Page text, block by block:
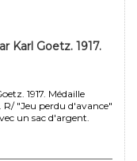
Karl Goetz. 1917.
1917. Médaille
R/ "Jeu perdu d'avance"
un sac d'argent.